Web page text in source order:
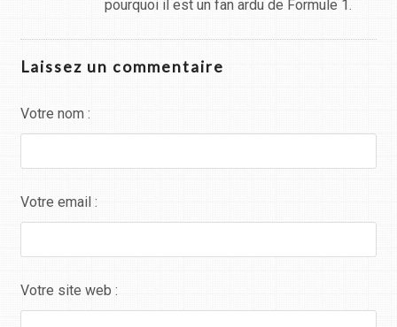
pourquoi il est un fan ardu de Formule 1.
Laissez un commentaire
Votre nom :
Votre email :
Votre site web :